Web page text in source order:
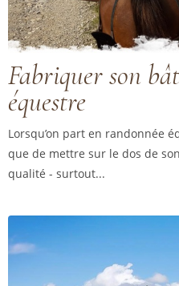
Fabriquer son
équestre
Lorsqu’on part en randonnée
que de mettre sur le dos de
qualité - surtout...